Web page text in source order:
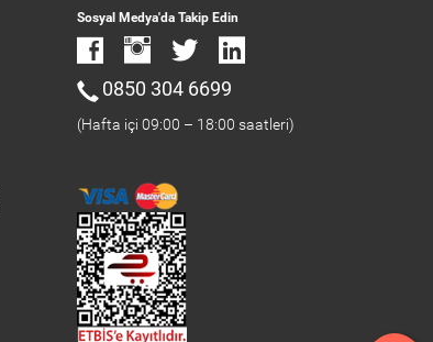
Sosyal Medya'da Takip Edin
0850 304 6699
(Hafta içi 09:00 – 18:00 saatleri)